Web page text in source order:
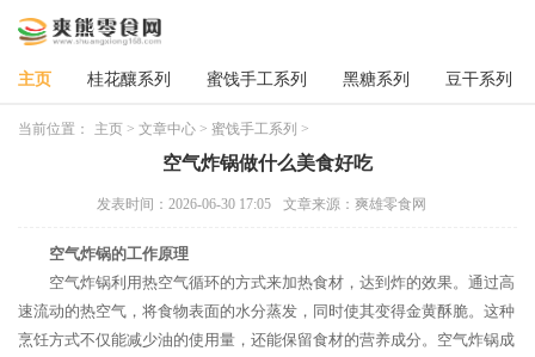
主页 桂花釀系列 蜜饯手工系列 黑糖系列 豆干系列
当前位置： 主页 > 文章中心 > 蜜饯手工系列 >
空气炸锅做什么美食好吃
发表时间：2026-06-30 17:05 文章来源：爽雄零食网
空气炸锅的工作原理
空气炸锅利用热空气循环的方式来加热食材，达到炸的效果。通过高
速流动的热空气，将食物表面的水分蒸发，同时使其变得金黄酥脆。这种
烹饪方式不仅能减少油的使用量，还能保留食材的营养成分。空气炸锅成